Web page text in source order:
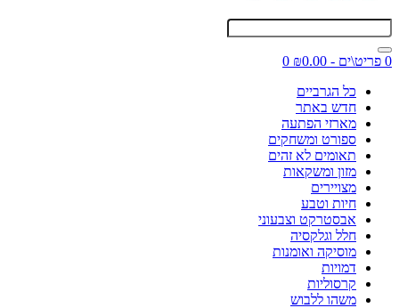
0 פריט\ים - ₪0.00
0
כל הגרביים
חדש באתר
מארזי הפתעה
ספורט ומשחקים
תאומים לא זהים
מזון ומשקאות
מצויירים
חיות וטבע
אבסטרקט וצבעוני
חלל וגלקסיה
מוסיקה ואומנות
דמויות
קרסוליות
משהו ללבוש